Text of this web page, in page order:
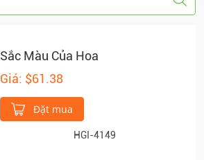
Sắc Màu Của Hoa
Giá: $61.38
Đặt mua
HGI-4149